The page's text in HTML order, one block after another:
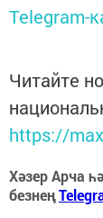
Telegram-
Читайте
https://
Хәзер Арча
безнең